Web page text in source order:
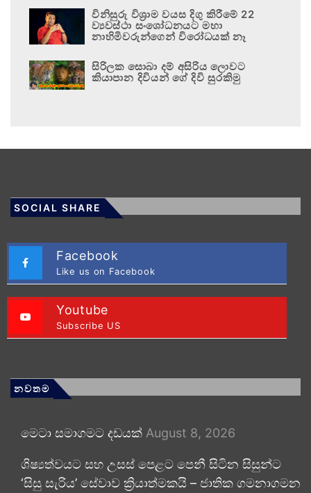
විනිසුරු විශ්‍රාම වයස දිගු කිරීමේ 22
ව්‍යවස්ථා සංශෝධනයට මහා
නාහිමිවරුන්ගෙන් විරෝධයක් නෑ
සිරිලක සොබා දම් අසිරිය ලොවට
කියාපාන දිවියන් ගේ දිවි සුරකිමු
SOCIAL SHARE
Facebook
Like us on Facebook
Youtube
Subscribe US
නවතම
මෙටා සමාගමට දඩයක් August 8, 2026
ශිෂ්‍යත්වයට සහ උසස් පෙළට පෙනී සිටින සිසුන්ට
‘සිසු සැරිය’ සේවාව ක්‍රියාත්මකයි – ජාතික ගමනාගමන